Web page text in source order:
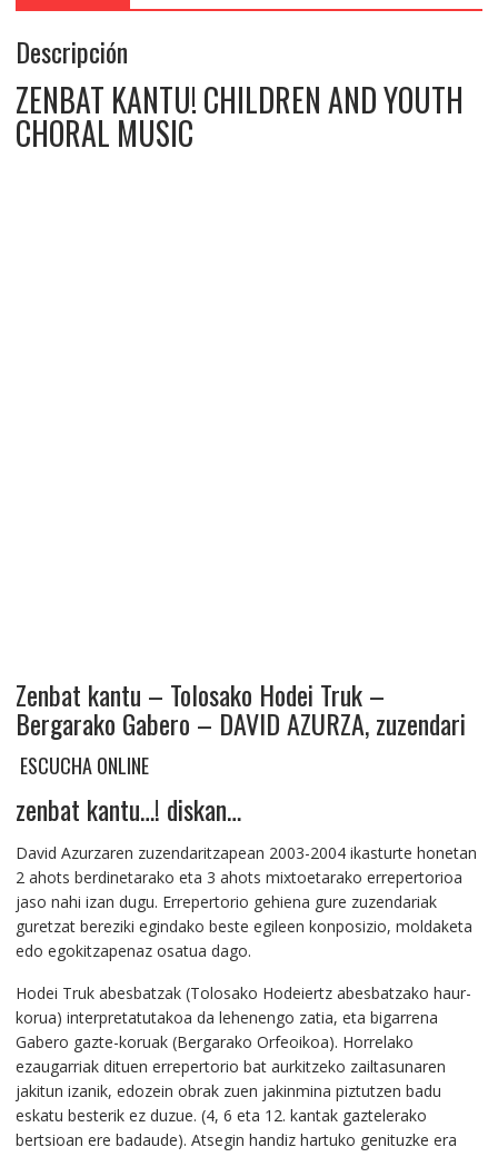
Descripción
ZENBAT KANTU! CHILDREN AND YOUTH
CHORAL MUSIC
Zenbat kantu – Tolosako Hodei Truk –
Bergarako Gabero – DAVID AZURZA, zuzendari
ESCUCHA ONLINE
zenbat kantu…! diskan…
David Azurzaren zuzendaritzapean 2003-2004 ikasturte honetan
2 ahots berdinetarako eta 3 ahots mixtoetarako errepertorioa
jaso nahi izan dugu. Errepertorio gehiena gure zuzendariak
guretzat bereziki egindako beste egileen konposizio, moldaketa
edo egokitzapenaz osatua dago.
Hodei Truk abesbatzak (Tolosako Hodeiertz abesbatzako haur-
korua) interpretatutakoa da lehenengo zatia, eta bigarrena
Gabero gazte-koruak (Bergarako Orfeoikoa). Horrelako
ezaugarriak dituen errepertorio bat aurkitzeko zailtasunaren
jakitun izanik, edozein obrak zuen jakinmina piztutzen badu
eskatu besterik ez duzue. (4, 6 eta 12. kantak gaztelerako
bertsioan ere badaude). Atsegin handiz hartuko genituzke era